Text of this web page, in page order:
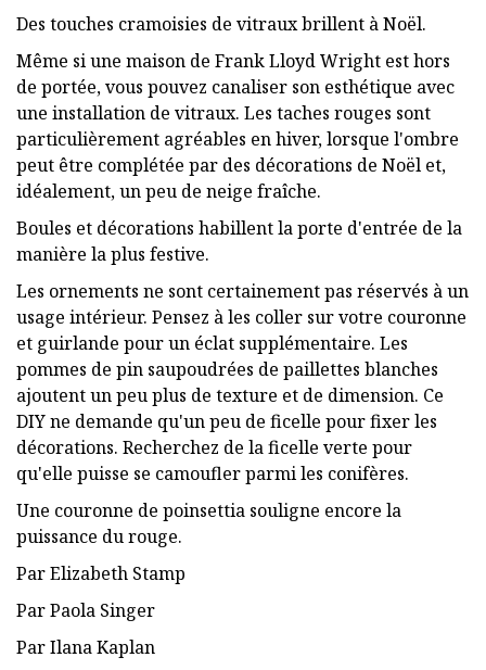
Des touches cramoisies de vitraux brillent à Noël.
Même si une maison de Frank Lloyd Wright est hors
de portée, vous pouvez canaliser son esthétique avec
une installation de vitraux. Les taches rouges sont
particulièrement agréables en hiver, lorsque l'ombre
peut être complétée par des décorations de Noël et,
idéalement, un peu de neige fraîche.
Boules et décorations habillent la porte d'entrée de la
manière la plus festive.
Les ornements ne sont certainement pas réservés à un
usage intérieur. Pensez à les coller sur votre couronne
et guirlande pour un éclat supplémentaire. Les
pommes de pin saupoudrées de paillettes blanches
ajoutent un peu plus de texture et de dimension. Ce
DIY ne demande qu'un peu de ficelle pour fixer les
décorations. Recherchez de la ficelle verte pour
qu'elle puisse se camoufler parmi les conifères.
Une couronne de poinsettia souligne encore la
puissance du rouge.
Par Elizabeth Stamp
Par Paola Singer
Par Ilana Kaplan